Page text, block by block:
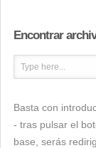
Encontrar
Basta con
- tras pulsar el
base, serás